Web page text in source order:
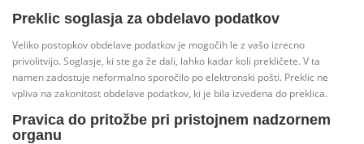
Preklic soglasja za obdelavo podatkov
Veliko postopkov obdelave podatkov je mogočih le z vašo izrecno
privolitvijo. Soglasje, ki ste ga že dali, lahko kadar koli prekličete. V ta
namen zadostuje neformalno sporočilo po elektronski pošti. Preklic ne
vpliva na zakonitost obdelave podatkov, ki je bila izvedena do preklica.
Pravica do pritožbe pri pristojnem nadzornem
organu